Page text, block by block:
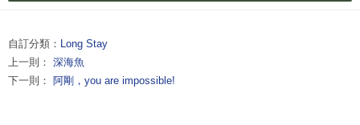
自訂分類： Long Stay
上一則： 深海魚
下一則： 阿剛，you are impossible!